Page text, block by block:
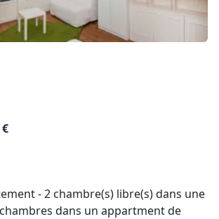
- 2 chambre(s) libre(s) dans une
dans un appartment de